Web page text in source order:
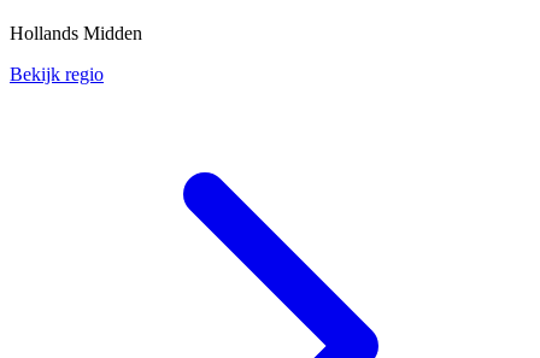
Hollands Midden
Bekijk regio